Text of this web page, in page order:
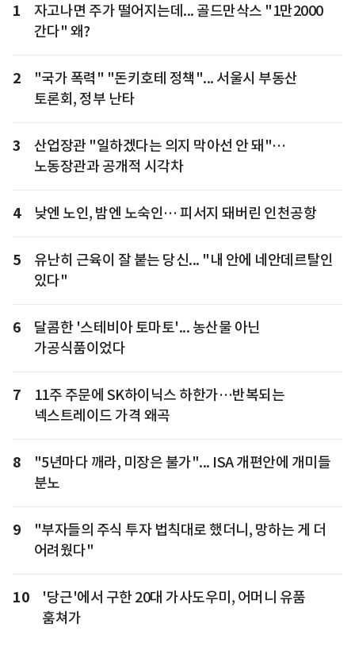
1
자고나면 주가 떨어지는데... 골드만삭스 "1만2000
간다" 왜?
2
"국가 폭력" "돈키호테 정책"... 서울시 부동산
토론회, 정부 난타
3
산업장관 "일하겠다는 의지 막아선 안 돼"…
노동장관과 공개적 시각차
4 낮엔 노인, 밤엔 노숙인… 피서지 돼버린 인천공항
5
유난히 근육이 잘 붙는 당신... "내 안에 네안데르탈인
있다"
6
달콤한 '스테비아 토마토'... 농산물 아닌
가공식품이었다
7
11주 주문에 SK하이닉스 하한가…반복되는
넥스트레이드 가격 왜곡
8
"5년마다 깨라, 미장은 불가"... ISA 개편안에 개미들
분노
9
"부자들의 주식 투자 법칙대로 했더니, 망하는 게 더
어려웠다"
10
'당근'에서 구한 20대 가사도우미, 어머니 유품
훔쳐가